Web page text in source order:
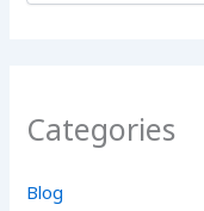
Categories
Blog